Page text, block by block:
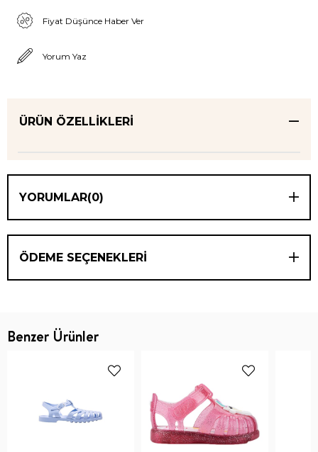
Fiyat Düşünce Haber Ver
Yorum Yaz
ÜRÜN ÖZELLIKLERI
YORUMLAR(0)
ÖDEME SEÇENEKLERI
Benzer Ürünler